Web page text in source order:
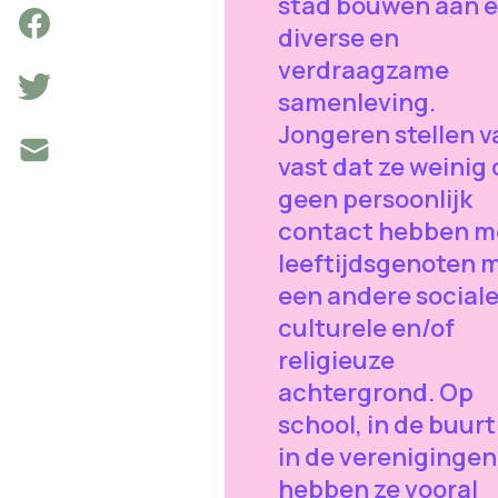
diverse en
verdraagzame
samenleving.
Jongeren stellen
vast dat ze weinig
geen persoonlijk
contact hebben
leeftijdsgenoten
een andere
culturele en/of
religieuze
achtergrond. Op
school, in de
in de verenigingen
hebben ze vooral